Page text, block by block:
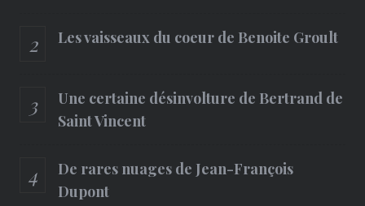
Les vaisseaux du coeur de Benoite Groult
Une certaine désinvolture de Bertrand de
Saint Vincent
De rares nuages de Jean-François
Dupont